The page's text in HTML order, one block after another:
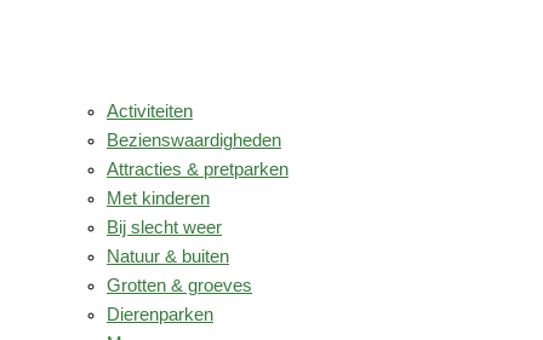
Activiteiten
Bezienswaardigheden
Attracties & pretparken
Met kinderen
Bij slecht weer
Natuur & buiten
Grotten & groeves
Dierenparken